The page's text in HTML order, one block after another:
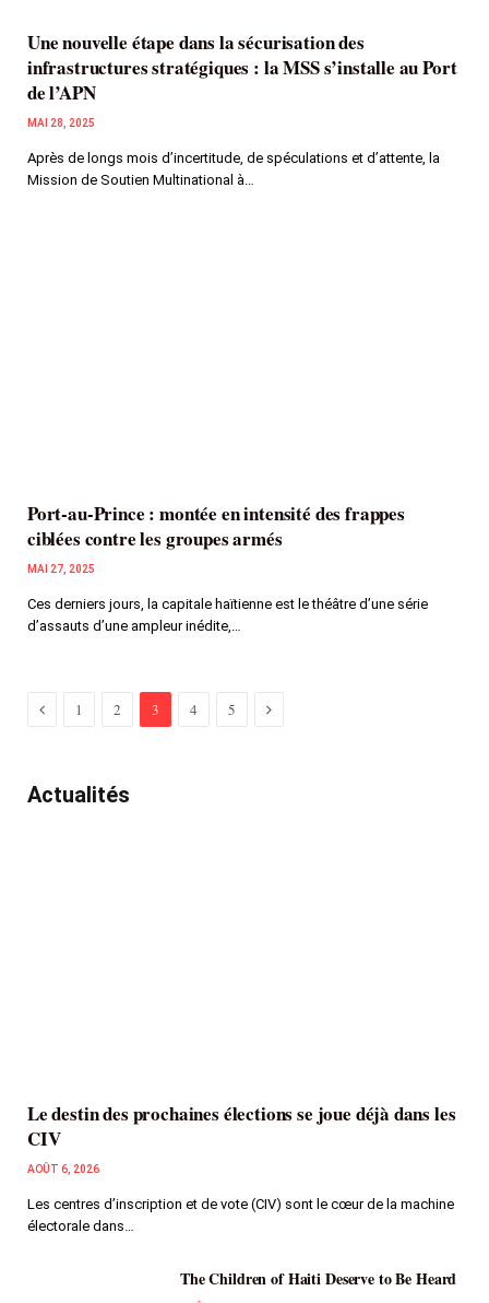
Une nouvelle étape dans la sécurisation des
infrastructures stratégiques : la MSS s’installe au Port
de l’APN
MAI 28, 2025
Après de longs mois d’incertitude, de spéculations et d’attente, la
Mission de Soutien Multinational à…
Port-au-Prince : montée en intensité des frappes
ciblées contre les groupes armés
MAI 27, 2025
Ces derniers jours, la capitale haïtienne est le théâtre d’une série
d’assauts d’une ampleur inédite,…
Previous
1 2 3 4 5 Next
Actualités
Le destin des prochaines élections se joue déjà dans les
CIV
AOÛT 6, 2026
Les centres d’inscription et de vote (CIV) sont le cœur de la machine
électorale dans…
The Children of Haiti Deserve to Be Heard